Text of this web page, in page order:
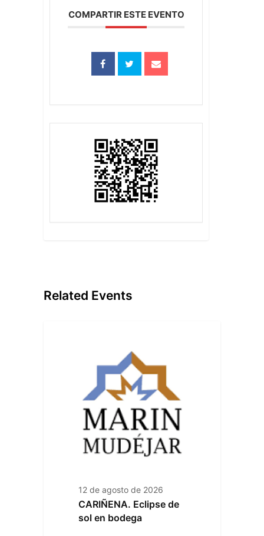
COMPARTIR ESTE EVENTO
Related Events
12 de agosto de 2026
CARIÑENA. Eclipse de
sol en bodega